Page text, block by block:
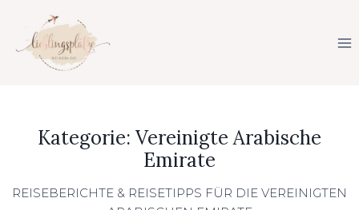
springen
Vereinigte Arabische
Emirate
REISEBERICHTE & REISETIPPS FÜR DIE VEREINIGTEN